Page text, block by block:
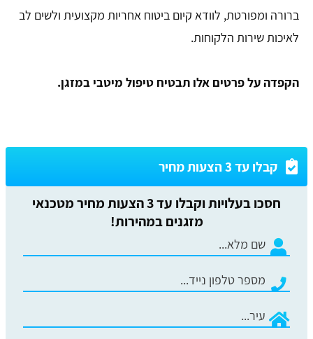
ברורה ומפורטת, לוודא קיום ביטוח אחריות מקצועית ולשים לב
לאיכות שירות הלקוחות.
הקפדה על פרטים אלו תבטיח טיפול מיטבי במזגן.
קבלו עד 3 הצעות מחיר
חסכו בעלויות וקבלו עד 3 הצעות מחיר מטכנאי
מזגנים במהירות!